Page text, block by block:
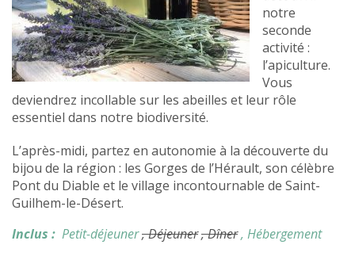
notre
seconde
activité :
l’apiculture.
Vous
deviendrez incollable sur les abeilles et leur rôle
essentiel dans notre biodiversité.
L’après-midi, partez en autonomie à la découverte du
bijou de la région : les Gorges de l’Hérault, son célèbre
Pont du Diable et le village incontournable de Saint-
Guilhem-le-Désert.
Inclus : Petit-déjeuner, Déjeuner, Dîner, Hébergement